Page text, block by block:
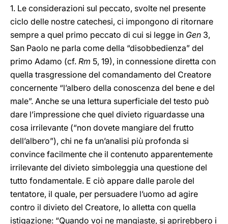
1. Le considerazioni sul peccato, svolte nel presente
ciclo delle nostre catechesi, ci impongono di ritornare
sempre a quel primo peccato di cui si legge in Gen 3,
San Paolo ne parla come della “disobbedienza” del
primo Adamo (cf. Rm 5, 19), in connessione diretta con
quella trasgressione del comandamento del Creatore
concernente “l’albero della conoscenza del bene e del
male”. Anche se una lettura superficiale del testo può
dare l’impressione che quel divieto riguardasse una
cosa irrilevante (“non dovete mangiare del frutto
dell’albero”), chi ne fa un’analisi più profonda si
convince facilmente che il contenuto apparentemente
irrilevante del divieto simboleggia una questione del
tutto fondamentale. E ciò appare dalle parole del
tentatore, il quale, per persuadere l’uomo ad agire
contro il divieto del Creatore, lo alletta con quella
istigazione: “Quando voi ne mangiaste, si aprirebbero i